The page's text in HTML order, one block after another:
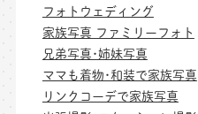
フォトウェディング
家族写真 ファミリーフォト
兄弟写真･姉妹写真
ママも着物･和装で家族写真
リンクコーデで家族写真